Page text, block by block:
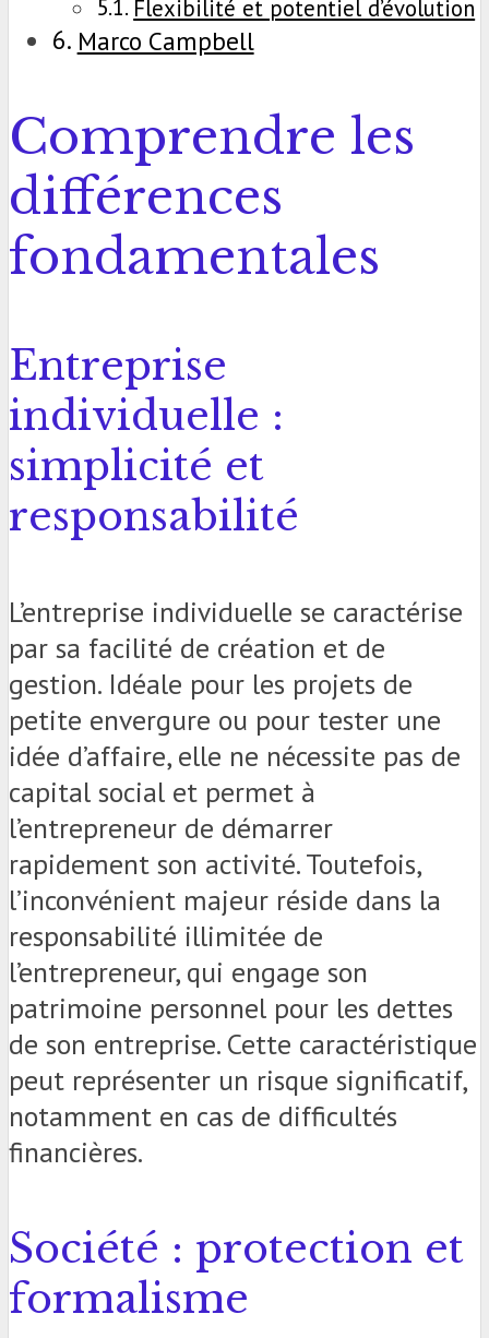
Flexibilité et potentiel d’évolution
Marco Campbell
Comprendre les
différences
fondamentales
Entreprise
individuelle :
simplicité et
responsabilité
L’entreprise individuelle se caractérise
par sa facilité de création et de
gestion. Idéale pour les projets de
petite envergure ou pour tester une
idée d’affaire, elle ne nécessite pas de
capital social et permet à
l’entrepreneur de démarrer
rapidement son activité. Toutefois,
l’inconvénient majeur réside dans la
responsabilité illimitée de
l’entrepreneur, qui engage son
patrimoine personnel pour les dettes
de son entreprise. Cette caractéristique
peut représenter un risque significatif,
notamment en cas de difficultés
financières.
Société : protection et
formalisme